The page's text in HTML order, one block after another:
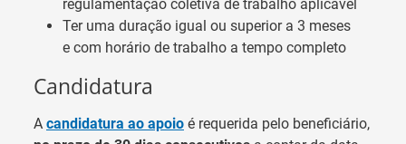
regulamentação coletiva de trabalho aplicável
Ter uma duração igual ou superior a 3 meses
e com horário de trabalho a tempo completo
Candidatura
A candidatura ao apoio é requerida pelo beneficiário,